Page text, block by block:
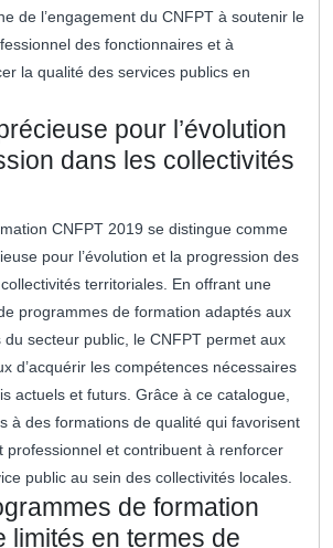
de l’engagement du CNFPT à soutenir le
des fonctionnaires et à
la qualité des services publics en
pour l’évolution
dans les collectivités
CNFPT 2019 se distingue comme
pour l’évolution et la progression des
territoriales. En offrant une
programmes de formation adaptés aux
du secteur public, le CNFPT permet aux
d’acquérir les compétences nécessaires
actuels et futurs. Grâce à ce catalogue,
à des formations de qualité qui favorisent
professionnel et contribuent à renforcer
public au sein des collectivités locales.
de formation
limités en termes de